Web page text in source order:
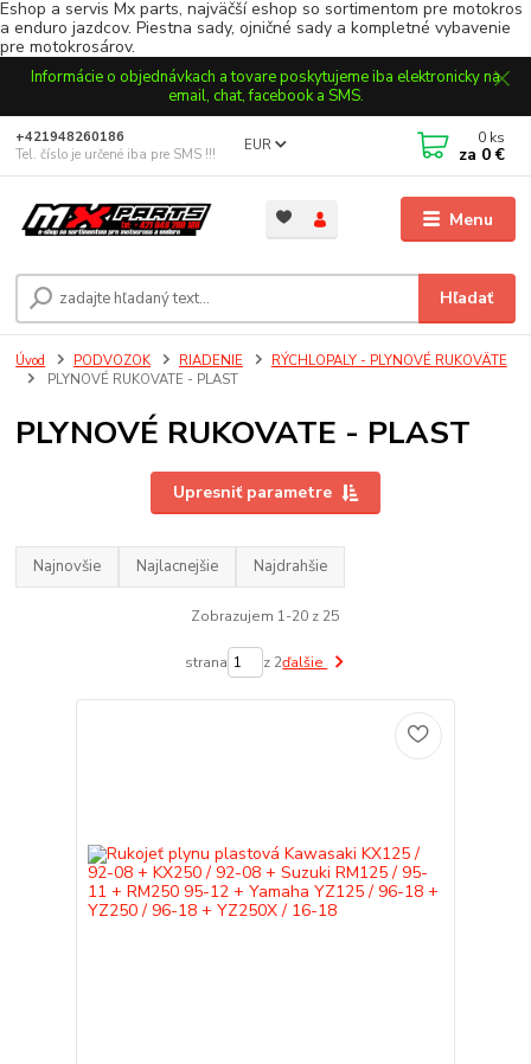
Eshop a servis Mx parts, najväčší eshop so sortimentom pre motokros
a enduro jazdcov. Piestna sady, ojničné sady a kompletné vybavenie
pre motokrosárov.
Informácie o objednávkach a tovare poskytujeme iba elektronicky na
email, chat, facebook a SMS.
Menu
EUR
Hľadať
+421948260186
Tel. číslo je určené iba pre SMS !!!
0 ks
za 0 €
Úvod PODVOZOK RIADENIE
RÝCHLOPALY - PLYNOVÉ RUKOVÄTE
PLYNOVÉ RUKOVATE - PLAST
PLYNOVÉ RUKOVATE - PLAST
Upresniť parametre
Najnovšie Najlacnejšie Najdrahšie
Zobrazujem 1-20 z 25
strana z 2ďalšie